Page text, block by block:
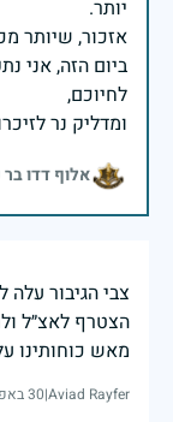
ביום הזה, אני
ומדליק נר
אלוף דדו
צבי הגיבור
הצטרף לאצ״ל
מאש כוחותינו
Aviad Rayfer
|30 באפריל 2025